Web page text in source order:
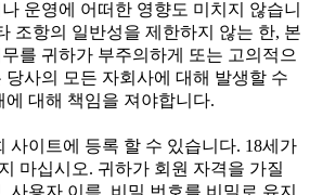
운영에 어떠한 영향도 미치지 않습니
조항의 일반성을 제한하지 않는 한, 본
를 귀하가 부주의하게 또는 고의적으
당사의 모든 자회사에 대해 발생할 수
대해 책임을 져야합니다.
사이트에 등록 할 수 있습니다. 18세가
마십시오. 귀하가 회원 자격을 가질
사용자 이름, 비밀 번호를 비밀로 유지